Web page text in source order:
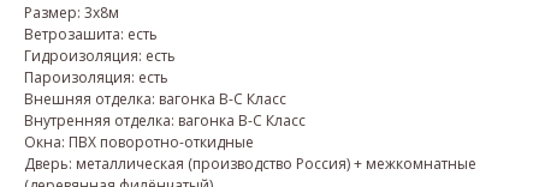
Размер: 3х8м
Ветрозашита: есть
Гидроизоляция: есть
Пароизоляция: есть
Внешняя отделка: вагонка B-C Класс
Внутренняя отделка: вагонка B-C Класс
Окна: ПВХ поворотно-откидные
Дверь: металлическая (производство Россия) + межкомнатные